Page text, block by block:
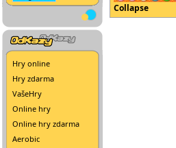
Hry online
Hry zdarma
VašeHry
Online hry
Online hry zdarma
Aerobic
Collapse